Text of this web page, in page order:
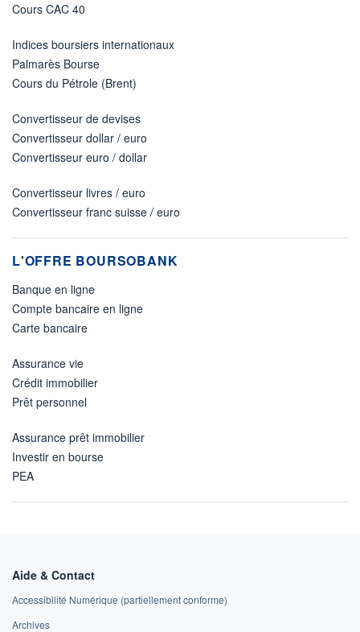
Cours CAC 40
Indices boursiers internationaux
Palmarès Bourse
Cours du Pétrole (Brent)
Convertisseur de devises
Convertisseur dollar / euro
Convertisseur euro / dollar
Convertisseur livres / euro
Convertisseur franc suisse / euro
L'OFFRE BOURSOBANK
Banque en ligne
Compte bancaire en ligne
Carte bancaire
Assurance vie
Crédit immobilier
Prêt personnel
Assurance prêt immobilier
Investir en bourse
PEA
Aide & Contact
Accessibilité Numérique (partiellement conforme)
Archives